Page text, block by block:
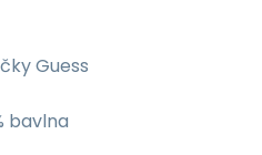
Guess
bavlna